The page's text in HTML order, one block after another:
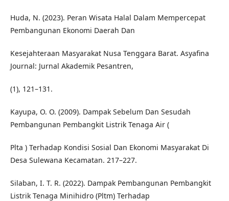
Huda, N. (2023). Peran Wisata Halal Dalam Mempercepat
Pembangunan Ekonomi Daerah Dan
Kesejahteraan Masyarakat Nusa Tenggara Barat. Asyafina
Journal: Jurnal Akademik Pesantren,
(1), 121–131.
Kayupa, O. O. (2009). Dampak Sebelum Dan Sesudah
Pembangunan Pembangkit Listrik Tenaga Air (
Plta ) Terhadap Kondisi Sosial Dan Ekonomi Masyarakat Di
Desa Sulewana Kecamatan. 217–227.
Silaban, I. T. R. (2022). Dampak Pembangunan Pembangkit
Listrik Tenaga Minihidro (Pltm) Terhadap